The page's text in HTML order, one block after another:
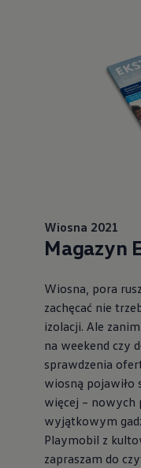
Wiosna 2021
Magazyn
Wiosna, pora
zachęcać nie
izolacji. Ale
na weekend czy
sprawdzenia
wiosną pojawiło
więcej – nowych
wyjątkowym
Playmobil z
zapraszam do